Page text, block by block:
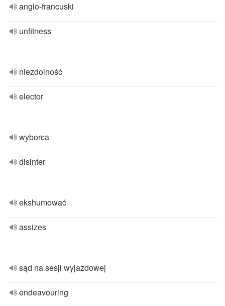
anglo-francuski
unfitness
niezdolność
elector
wyborca
disinter
ekshumować
assizes
sąd na sesji wyjazdowej
endeavouring